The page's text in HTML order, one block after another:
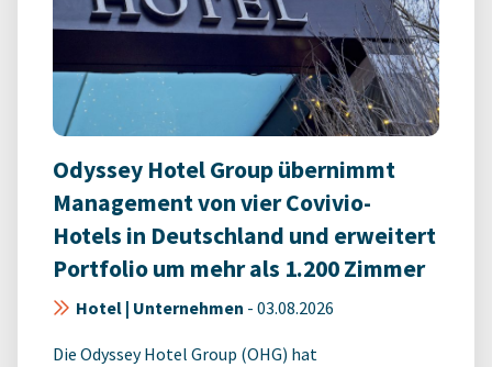
Odyssey Hotel Group übernimmt
Management von vier Covivio-
Hotels in Deutschland und erweitert
Portfolio um mehr als 1.200 Zimmer
Hotel | Unternehmen - 03.08.2026
Die Odyssey Hotel Group (OHG) hat